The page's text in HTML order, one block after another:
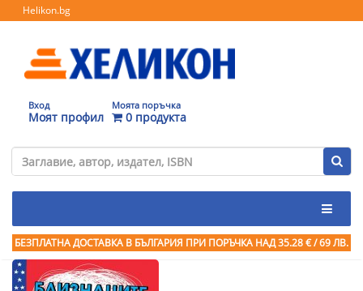
Helikon.bg
Вход
Моят профил
Моята поръчка
0 продукта
БЕЗПЛАТНА ДОСТАВКА В БЪЛГАРИЯ ПРИ ПОРЪЧКА НАД 35.28 € / 69 ЛВ.